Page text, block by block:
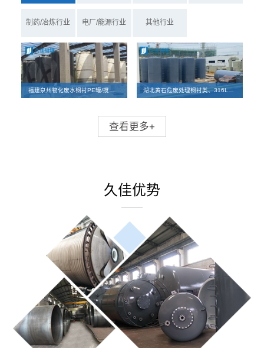
业
制药/冶炼行业 电厂/能源行业 其他行业
福建泉州物化废水钢衬PE罐/搅拌罐、PE罐项目案例 湖北黄石危废处理钢衬类、316L碳钢储罐及反应釜离子交换柱设备项目
查看更多+
久佳优势